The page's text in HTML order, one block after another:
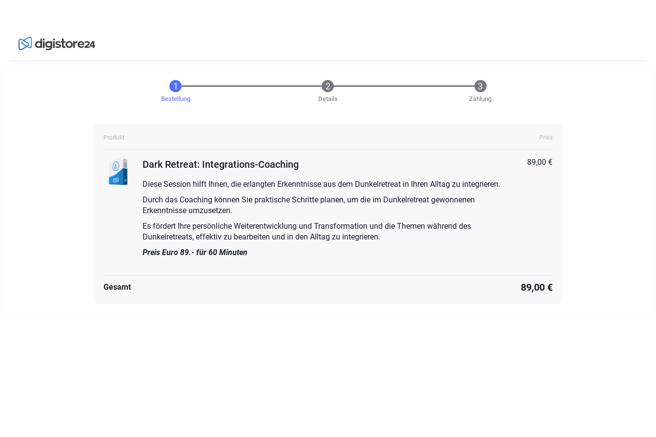
Bestellung Details Zahlung
Produkt Preis
Dark Retreat: Integrations-Coaching
Diese Session hilft Ihnen, die erlangten Erkenntnisse aus dem Dunkelretreat in Ihren Alltag zu integrieren.
Durch das Coaching können Sie praktische Schritte planen, um die im Dunkelretreat gewonnenen
Erkenntnisse umzusetzen.
Es fördert Ihre persönliche Weiterentwicklung und Transformation und die Themen während des
Dunkelretreats, effektiv zu bearbeiten und in den Alltag zu integrieren.
Preis Euro 89.- für 60 Minuten
89,00 €
Gesamt 89,00 €